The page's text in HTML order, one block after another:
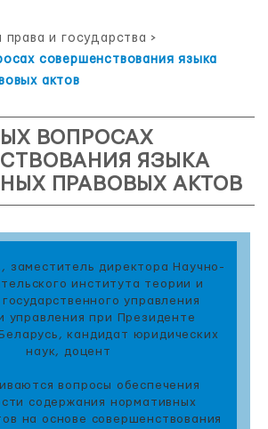
и государства >
совершенствования языка
актов
ВОПРОСАХ
ЯЗЫКА
ПРАВОВЫХ АКТОВ
заместитель директора Научно-
института теории и
управления
управления при Президенте
кандидат юридических
наук, доцент
вопросы обеспечения
содержания нормативных
на основе совершенствования